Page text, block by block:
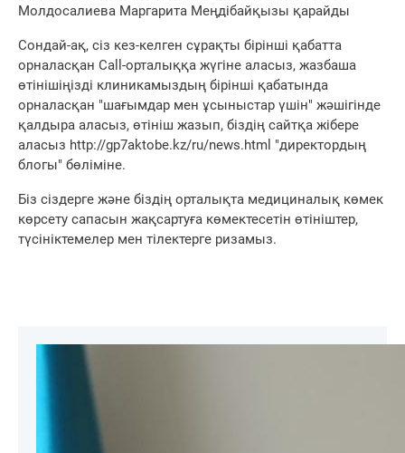
Молдосалиева Маргарита Меңдібайқызы қарайды
Сондай-ақ, сіз кез-келген сұрақты бірінші қабатта
орналасқан Call-орталыққа жүгіне аласыз, жазбаша
өтінішіңізді клиникамыздың бірінші қабатында
орналасқан "шағымдар мен ұсыныстар үшін" жәшігінде
қалдыра аласыз, өтініш жазып, біздің сайтқа жібере
аласыз http://gp7aktobe.kz/ru/news.html "директордың
блогы" бөліміне.
Біз сіздерге және біздің орталықта медициналық көмек
көрсету сапасын жақсартуға көмектесетін өтініштер,
түсініктемелер мен тілектерге ризамыз.